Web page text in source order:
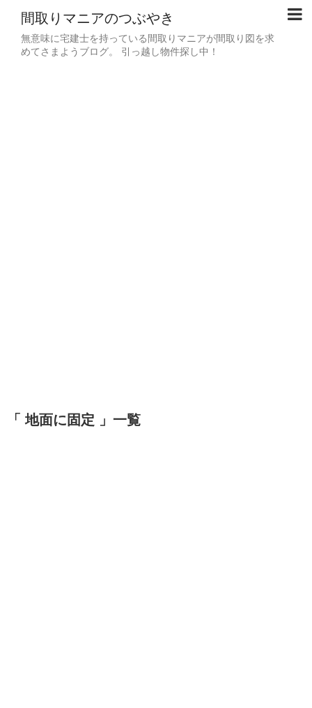
間取りマニアのつぶやき
無意味に宅建士を持っている間取りマニアが間取り図を求
めてさまようブログ。 引っ越し物件探し中！
「 地面に固定 」一覧